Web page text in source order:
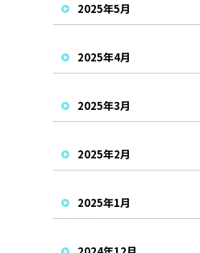
2025年5月
2025年4月
2025年3月
2025年2月
2025年1月